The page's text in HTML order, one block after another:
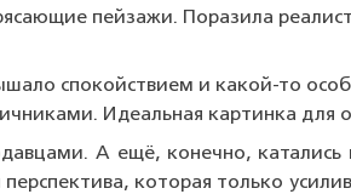
пейзажи. Поразила
спокойствием и какой-то
Идеальная картинка для
А ещё, конечно, катались
которая только